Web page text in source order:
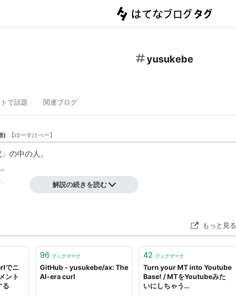
yusukebe
で話題 関連ブログ
) 【ゆーすけべー】
の中の人。
解説の続きを読む
もっと見る
でニ
ント
る
96 ブックマーク
GitHub - yusukebe/ax: The
AI-era curl
42 ブックマーク
Turn your MT into Youtube
Base! / MTをYoutubeみた
いにしちゃう